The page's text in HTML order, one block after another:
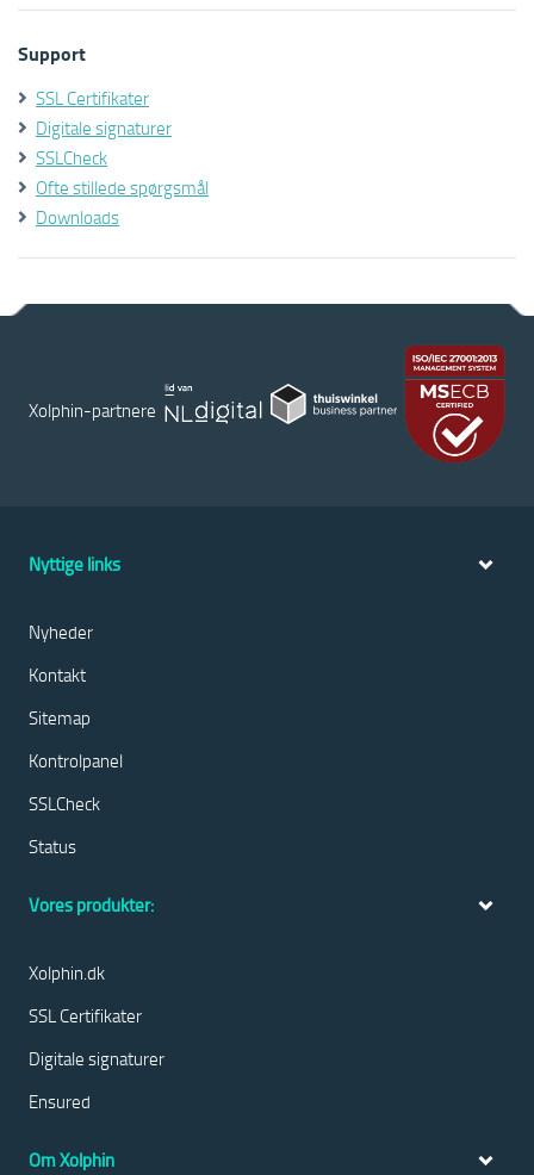
Support
SSL Certifikater
Digitale signaturer
SSLCheck
Ofte stillede spørgsmål
Downloads
Xolphin-partnere
Nyttige links
Nyheder
Kontakt
Sitemap
Kontrolpanel
SSLCheck
Status
Vores produkter:
Xolphin.dk
SSL Certifikater
Digitale signaturer
Ensured
Om Xolphin